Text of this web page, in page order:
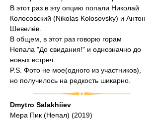
В этот раз в эту опцию попали Николай
Колосовский (Nikolas Kolosovsky) и Антон
Шевелёв.
В общем, в этот раз говорю горам
Непала "До свидания!" и однозначно до
новых встреч...
P.S. Фото не мое(одного из участников),
но получилось на редкость шикарно.
Dmytro Salakhiiev
Мера Пик (Непал) (2019)